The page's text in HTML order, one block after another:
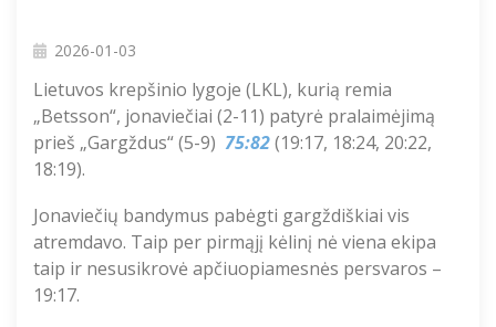
2026-01-03
Lietuvos krepšinio lygoje (LKL), kurią remia
„Betsson“, jonaviečiai (2-11) patyrė pralaimėjimą
prieš „Gargždus“ (5-9) 75:82(19:17, 18:24, 20:22,
18:19).
Jonaviečių bandymus pabėgti gargždiškiai vis
atremdavo. Taip per pirmąjį kėlinį nė viena ekipa
taip ir nesusikrovė apčiuopiamesnės persvaros –
19:17.